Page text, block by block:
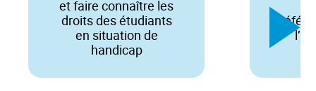
et faire connaître les
droits des étudiants
en situation de
handicap